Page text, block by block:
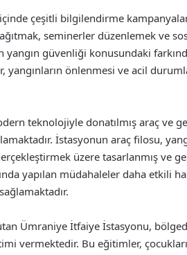
çeşitli bilgilendirme
seminerler düzenlemek ve
güvenliği konusundaki
yangınların önlenmesi ve acil
teknolojiyle donatılmış araç ve
İstasyonun araç filosu,
üzere tasarlanmış ve
yapılan müdahaleler daha etkili
Ümraniye İtfaiye İstasyonu,
vermektedir. Bu eğitimler,